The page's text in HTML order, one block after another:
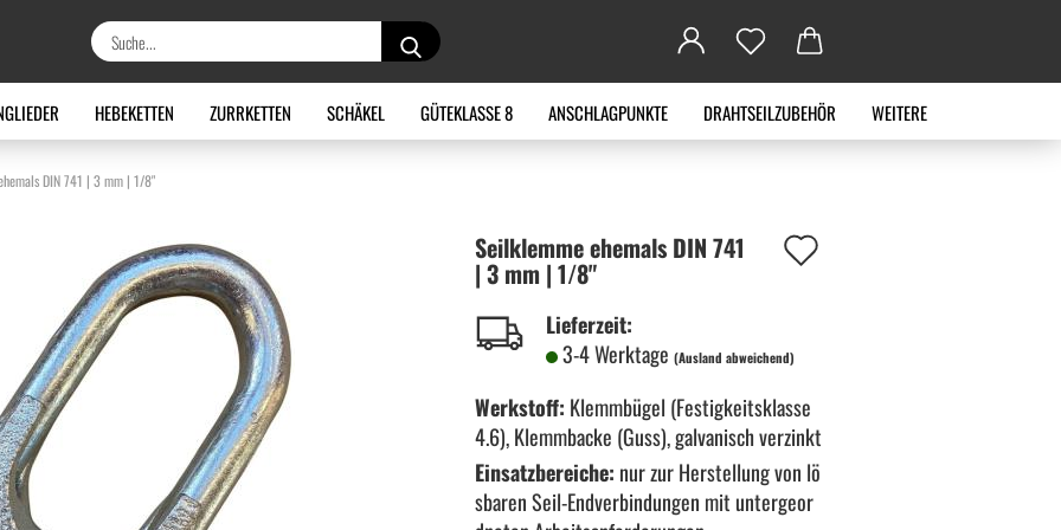
Suche...
HEBEKETTEN ZURRKETTEN SCHÄKEL GÜTEKLASSE 8 ANSCHLAGPUNKTE DRAHTSEILZUBEHÖR WEITERE
DIN 741 | 3 mm | 1/8"
Seil­klem­me ehe­mals DIN 741
| 3 mm | 1/8"
Lieferzeit:
3-4 Werktage (Ausland abweichend)
Werkstoff: Klemmbügel (Festigkeitsklasse
4.6), Klemmbacke (Guss), galvanisch verzinkt
Einsatzbereiche: nur zur Herstellung von lö
sbaren Seil-Endverbindungen mit untergeor